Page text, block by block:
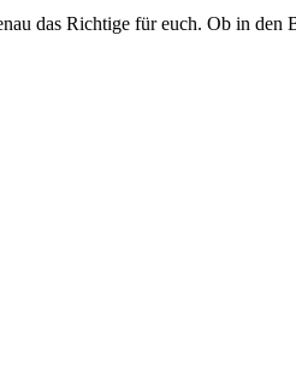
das Richtige für euch. Ob in